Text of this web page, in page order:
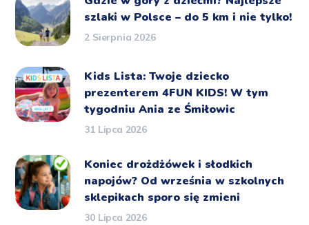
szlaki w Polsce – do 5 km i nie tylko!
2 Sierpnia 2026
Kids Lista: Twoje dziecko
prezenterem 4FUN KIDS! W tym
tygodniu Ania ze Śmiłowic
31 Lipca 2026
Koniec drożdżówek i słodkich
napojów? Od września w szkolnych
sklepikach sporo się zmieni
30 Lipca 2026